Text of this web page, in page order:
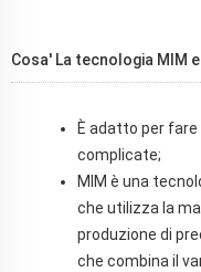
Cosa' La tecnologia MIM
È adatto per
complicate;
MIM è una
che utilizza la
produzione di
che combina il